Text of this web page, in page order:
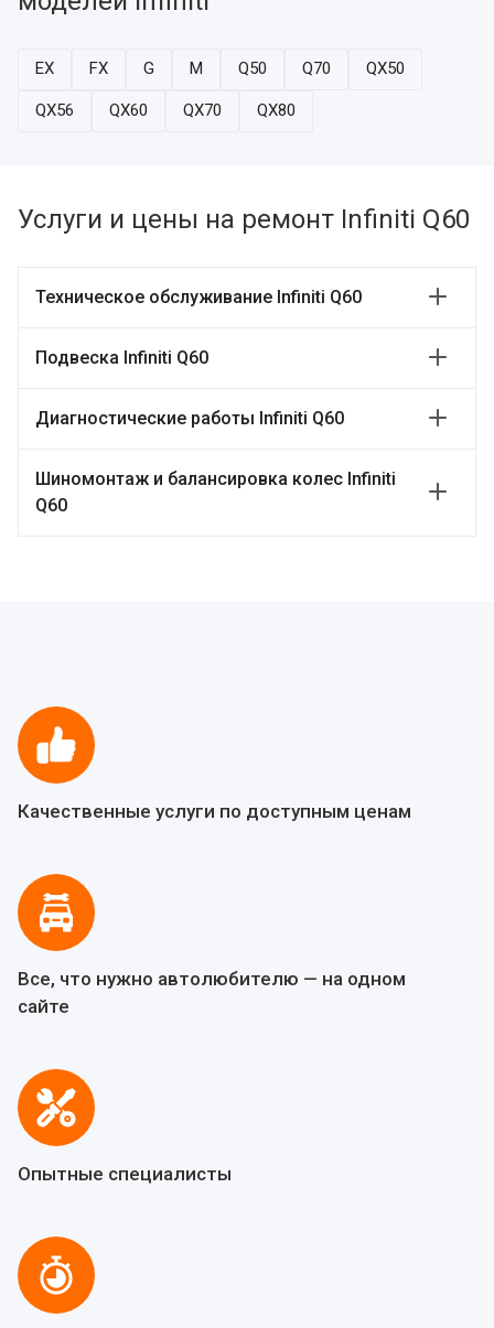
EX FX G M Q50 Q70 QX50
QX56 QX60 QX70 QX80
Услуги и цены на ремонт Infiniti Q60
Техническое обслуживание Infiniti Q60
Подвеска Infiniti Q60
Диагностические работы Infiniti Q60
Шиномонтаж и балансировка колес Infiniti
Q60
Качественные услуги по доступным ценам
Все, что нужно автолюбителю — на одном
сайте
Опытные специалисты